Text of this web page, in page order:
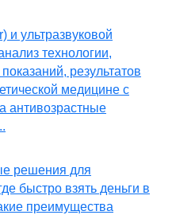
и ультразвуковой
технологии,
результатов
медицине с
антивозрастные
решения для
быстро взять деньги в
преимущества